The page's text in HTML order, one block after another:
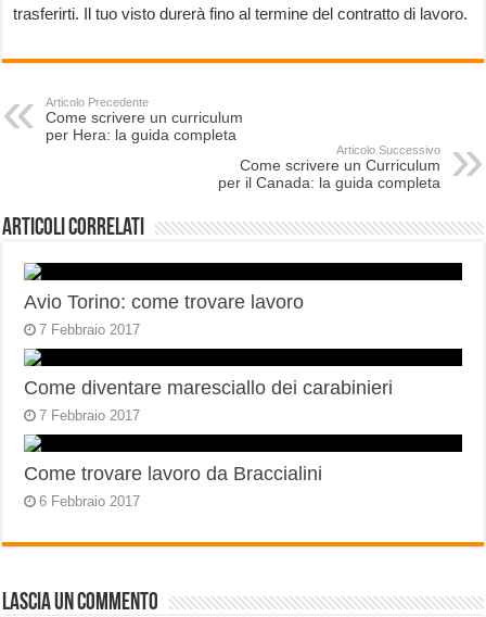
trasferirti. Il tuo visto durerà fino al termine del contratto di lavoro.
Articolo Precedente
Come scrivere un curriculum
per Hera: la guida completa
Articolo Successivo
Come scrivere un Curriculum
per il Canada: la guida completa
Articoli correlati
Avio Torino: come trovare lavoro
7 Febbraio 2017
Come diventare maresciallo dei carabinieri
7 Febbraio 2017
Come trovare lavoro da Braccialini
6 Febbraio 2017
Lascia un commento